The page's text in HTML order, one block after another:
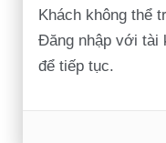
Khách không thể
Đăng nhập với tài
để tiếp tục.